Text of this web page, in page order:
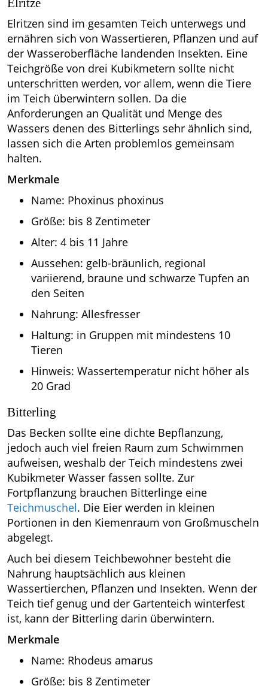
Elritzen sind im gesamten Teich unterwegs und
ernähren sich von Wassertieren, Pflanzen und auf
der Wasseroberfläche landenden Insekten. Eine
Teichgröße von drei Kubikmetern sollte nicht
unterschritten werden, vor allem, wenn die Tiere
im Teich überwintern sollen. Da die
Anforderungen an Qualität und Menge des
Wassers denen des Bitterlings sehr ähnlich sind,
lassen sich die Arten problemlos gemeinsam
halten.
Merkmale
Name: Phoxinus phoxinus
Größe: bis 8 Zentimeter
Alter: 4 bis 11 Jahre
Aussehen: gelb-bräunlich, regional
variierend, braune und schwarze Tupfen an
den Seiten
Nahrung: Allesfresser
Haltung: in Gruppen mit mindestens 10
Tieren
Hinweis: Wassertemperatur nicht höher als
20 Grad
Bitterling
Das Becken sollte eine dichte Bepflanzung,
jedoch auch viel freien Raum zum Schwimmen
aufweisen, weshalb der Teich mindestens zwei
Kubikmeter Wasser fassen sollte. Zur
Fortpflanzung brauchen Bitterlinge eine
Teichmuschel. Die Eier werden in kleinen
Portionen in den Kiemenraum von Großmuscheln
abgelegt.
Auch bei diesem Teichbewohner besteht die
Nahrung hauptsächlich aus kleinen
Wassertierchen, Pflanzen und Insekten. Wenn der
Teich tief genug und der Gartenteich winterfest
ist, kann der Bitterling darin überwintern.
Merkmale
Name: Rhodeus amarus
Größe: bis 8 Zentimeter